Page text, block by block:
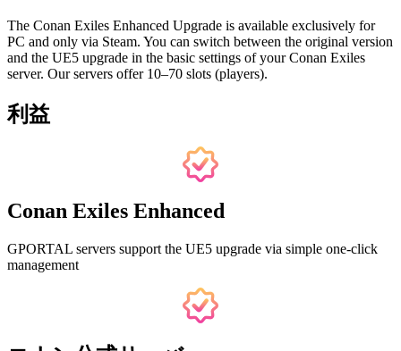
The Conan Exiles Enhanced Upgrade is available exclusively for
PC and only via Steam. You can switch between the original version
and the UE5 upgrade in the basic settings of your Conan Exiles
server. Our servers offer 10–70 slots (players).
利益
Conan Exiles Enhanced
GPORTAL servers support the UE5 upgrade via simple one-click
management